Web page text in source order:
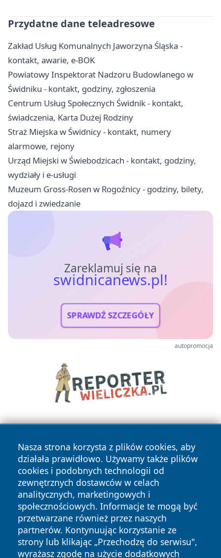
Przydatne dane teleadresowe
Zakład Usług Komunalnych Jaworzyna Śląska -
kontakt, awarie, e-BOK
Powiatowy Inspektorat Nadzoru Budowlanego w
Świdniku - kontakt, godziny, zgłoszenia
Centrum Usług Społecznych Świdnik - kontakt,
świadczenia, Karta Dużej Rodziny
Straż Miejska w Świdnicy - kontakt, numery
alarmowe, rejony
Urząd Miejski w Świebodzicach - kontakt, godziny,
wydziały i e-usługi
Muzeum Gross-Rosen w Rogoźnicy - godziny, bilety,
dojazd i zwiedzanie
Zareklamuj się na
swidnicanews.pl!
SPRAWDŹ SZCZEGÓŁY
autopromocja
Nasza strona korzysta z plików cookies, aby
działała prawidłowo. Używamy także plików
cookies i podobnych technologii od
zewnętrznych dostawców w celach
analitycznych, marketingowych i
społecznościowych. Informacje te mogą być
przetwarzane również przez naszych
partnerów. Kontynuując korzystanie ze
strony lub klikając „Przechodzę do serwisu",
wyrażasz zgodę na użycie dodatkowych
Copyright © 2026 swidnicanews.pl Wszystkie prawa
zastrzeżone.
News Autorzy
Polityka
Prywatności
Polityka
Cookies